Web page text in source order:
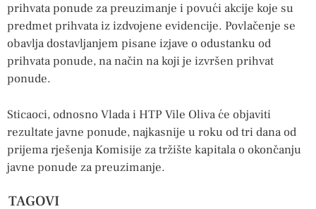
prihvata ponude za preuzimanje i povući akcije koje su
predmet prihvata iz izdvojene evidencije. Povlačenje se
obavlja dostavljanjem pisane izjave o odustanku od
prihvata ponude, na način na koji je izvršen prihvat
ponude.
Sticaoci, odnosno Vlada i HTP Vile Oliva će objaviti
rezultate javne ponude, najkasnije u roku od tri dana od
prijema rješenja Komisije za tržište kapitala o okončanju
javne ponude za preuzimanje.
TAGOVI